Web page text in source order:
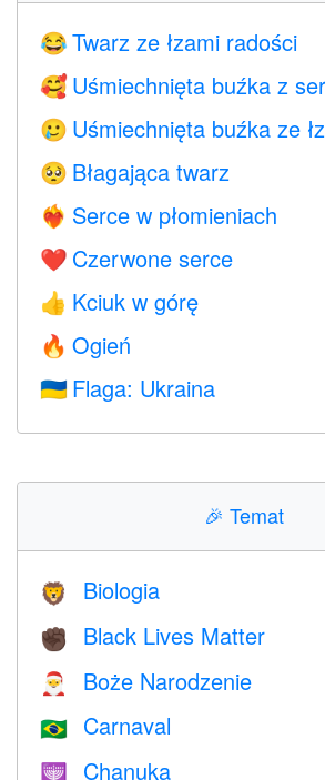
😂 Twarz ze łzami radości
🥰 Uśmiechnięta buźka z
🥲 Uśmiechnięta buźka ze
🥺 Błagająca twarz
❤️‍🔥 Serce w płomieniach
❤️ Czerwone serce
👍 Kciuk w górę
🔥 Ogień
🇺🇦 Flaga: Ukraina
🎉 Temat
🦁 Biologia
✊🏿 Black Lives Matter
🎅 Boże Narodzenie
🇧🇷 Carnaval
🕎 Chanuka